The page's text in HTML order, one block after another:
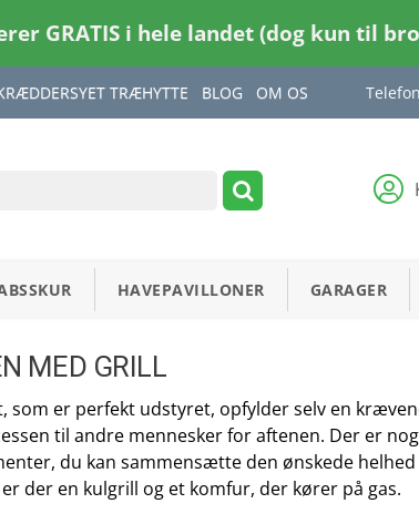
GRATIS i hele landet (dog kun til
TRÆHYTTE BLOG OM OS
HAVEPAVILLONER GARAGER
MED GRILL
som er perfekt udstyret, opfylder selv en
til andre mennesker for aftenen. Der er
du kan sammensætte den ønskede
der en kulgrill og et komfur, der kører på gas.